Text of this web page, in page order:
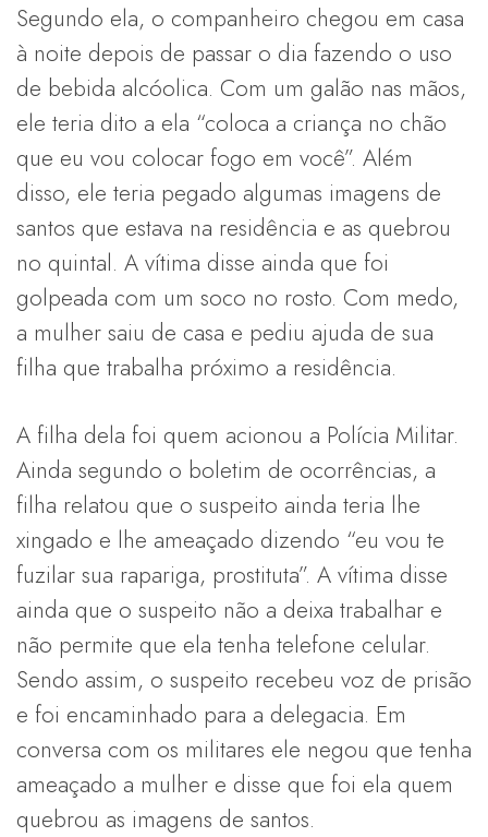
Segundo ela, o companheiro chegou em casa
à noite depois de passar o dia fazendo o uso
de bebida alcóolica. Com um galão nas mãos,
ele teria dito a ela “coloca a criança no chão
que eu vou colocar fogo em você”. Além
disso, ele teria pegado algumas imagens de
santos que estava na residência e as quebrou
no quintal. A vítima disse ainda que foi
golpeada com um soco no rosto. Com medo,
a mulher saiu de casa e pediu ajuda de sua
filha que trabalha próximo a residência.
A filha dela foi quem acionou a Polícia Militar.
Ainda segundo o boletim de ocorrências, a
filha relatou que o suspeito ainda teria lhe
xingado e lhe ameaçado dizendo “eu vou te
fuzilar sua rapariga, prostituta”. A vítima disse
ainda que o suspeito não a deixa trabalhar e
não permite que ela tenha telefone celular.
Sendo assim, o suspeito recebeu voz de prisão
e foi encaminhado para a delegacia. Em
conversa com os militares ele negou que tenha
ameaçado a mulher e disse que foi ela quem
quebrou as imagens de santos.